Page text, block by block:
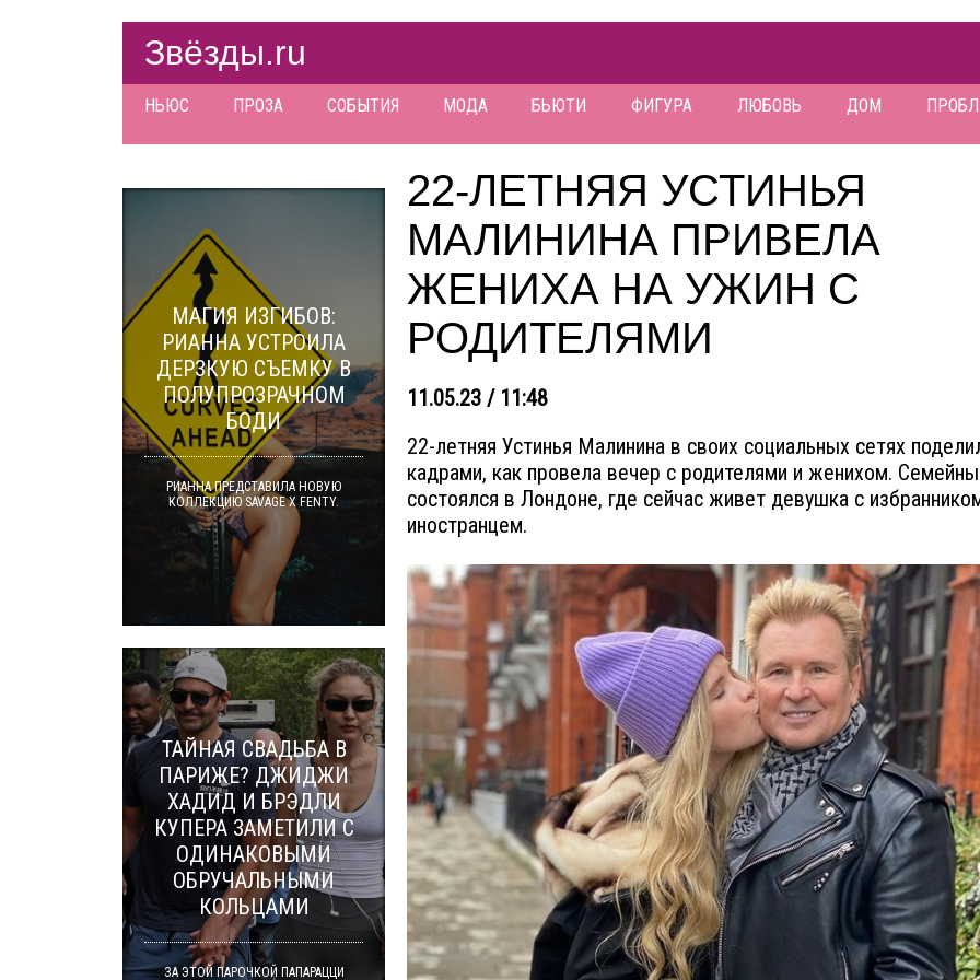
Звёзды.ru
НЬЮС ПРОЗА СОБЫТИЯ МОДА БЬЮТИ ФИГУРА ЛЮБОВЬ ДОМ
22-ЛЕТНЯЯ УСТИНЬЯ
МАЛИНИНА ПРИВЕЛА
ЖЕНИХА НА УЖИН С
РОДИТЕЛЯМИ
11.05.23 / 11:48
22-летняя Устинья Малинина в своих социальных сетях
кадрами, как провела вечер с родителями и женихом.
состоялся в Лондоне, где сейчас живет девушка с
иностранцем.
МАГИЯ ИЗГИБОВ:
РИАННА УСТРОИЛА
ДЕРЗКУЮ СЪЕМКУ В
ПОЛУПРОЗРАЧНОМ
БОДИ
РИАННА ПРЕДСТАВИЛА НОВУЮ
КОЛЛЕКЦИЮ SAVAGE X FENTY.
ТАЙНАЯ СВАДЬБА В
ПАРИЖЕ? ДЖИДЖИ
ХАДИД И БРЭДЛИ
КУПЕРА ЗАМЕТИЛИ С
ОДИНАКОВЫМИ
ОБРУЧАЛЬНЫМИ
КОЛЬЦАМИ
ЗА ЭТОЙ ПАРОЧКОЙ ПАПАРАЦЦИ